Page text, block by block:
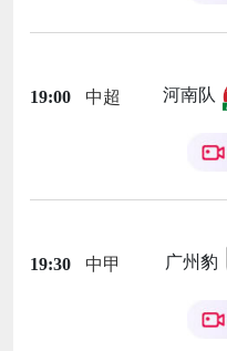
19:00 中超 河南队
19:30 中甲 广州豹